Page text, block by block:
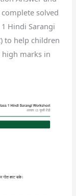
solved
1 Hindi Sarangi
to help children
high marks in